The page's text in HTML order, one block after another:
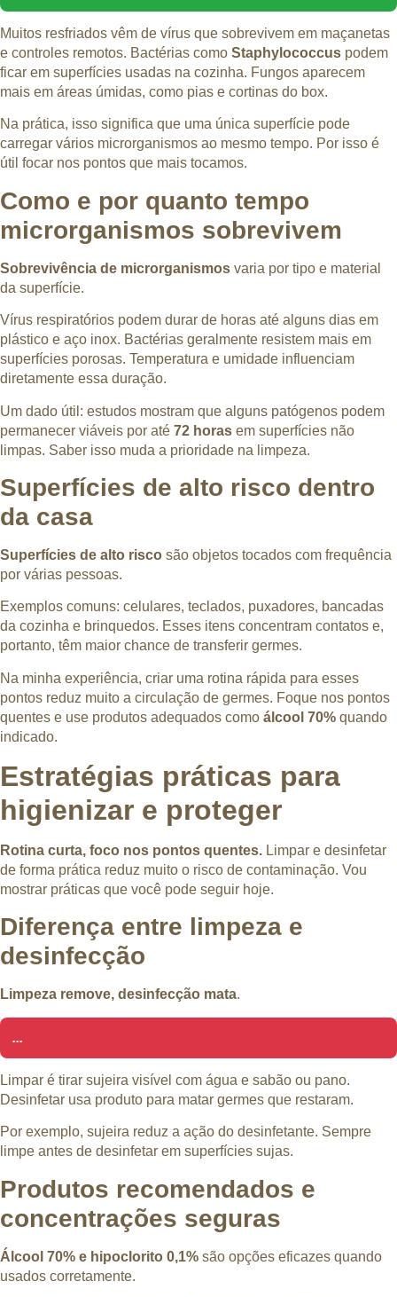
Muitos resfriados vêm de vírus que sobrevivem em maçanetas
e controles remotos. Bactérias como Staphylococcus podem
ficar em superfícies usadas na cozinha. Fungos aparecem
mais em áreas úmidas, como pias e cortinas do box.
Na prática, isso significa que uma única superfície pode
carregar vários microrganismos ao mesmo tempo. Por isso é
útil focar nos pontos que mais tocamos.
Como e por quanto tempo
microrganismos sobrevivem
Sobrevivência de microrganismos varia por tipo e material
da superfície.
Vírus respiratórios podem durar de horas até alguns dias em
plástico e aço inox. Bactérias geralmente resistem mais em
superfícies porosas. Temperatura e umidade influenciam
diretamente essa duração.
Um dado útil: estudos mostram que alguns patógenos podem
permanecer viáveis por até 72 horas em superfícies não
limpas. Saber isso muda a prioridade na limpeza.
Superfícies de alto risco dentro
da casa
Superfícies de alto risco são objetos tocados com frequência
por várias pessoas.
Exemplos comuns: celulares, teclados, puxadores, bancadas
da cozinha e brinquedos. Esses itens concentram contatos e,
portanto, têm maior chance de transferir germes.
Na minha experiência, criar uma rotina rápida para esses
pontos reduz muito a circulação de germes. Foque nos pontos
quentes e use produtos adequados como álcool 70% quando
indicado.
Estratégias práticas para
higienizar e proteger
Rotina curta, foco nos pontos quentes. Limpar e desinfetar
de forma prática reduz muito o risco de contaminação. Vou
mostrar práticas que você pode seguir hoje.
Diferença entre limpeza e
desinfecção
Limpeza remove, desinfecção mata.
...
Limpar é tirar sujeira visível com água e sabão ou pano.
Desinfetar usa produto para matar germes que restaram.
Por exemplo, sujeira reduz a ação do desinfetante. Sempre
limpe antes de desinfetar em superfícies sujas.
Produtos recomendados e
concentrações seguras
Álcool 70% e hipoclorito 0,1% são opções eficazes quando
usados corretamente.